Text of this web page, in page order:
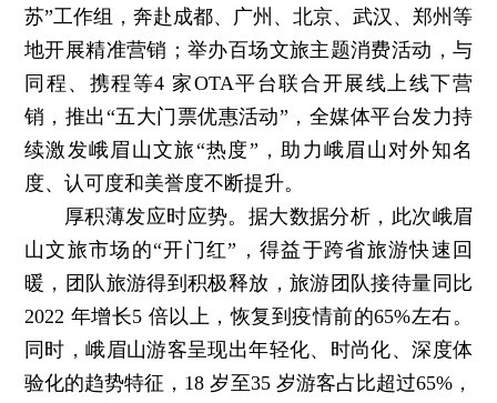
苏”工作组，奔赴成都、广州、北京、武汉、郑州等
地开展精准营销；举办百场文旅主题消费活动，与
同程、携程等4 家OTA平台联合开展线上线下营
销，推出“五大门票优惠活动”，全媒体平台发力持
续激发峨眉山文旅“热度”，助力峨眉山对外知名
度、认可度和美誉度不断提升。
厚积薄发应时应势。据大数据分析，此次峨眉
山文旅市场的“开门红”，得益于跨省旅游快速回
暖，团队旅游得到积极释放，旅游团队接待量同比
2022 年增长5 倍以上，恢复到疫情前的65%左右。
同时，峨眉山游客呈现出年轻化、时尚化、深度体
验化的趋势特征，18 岁至35 岁游客占比超过65%，